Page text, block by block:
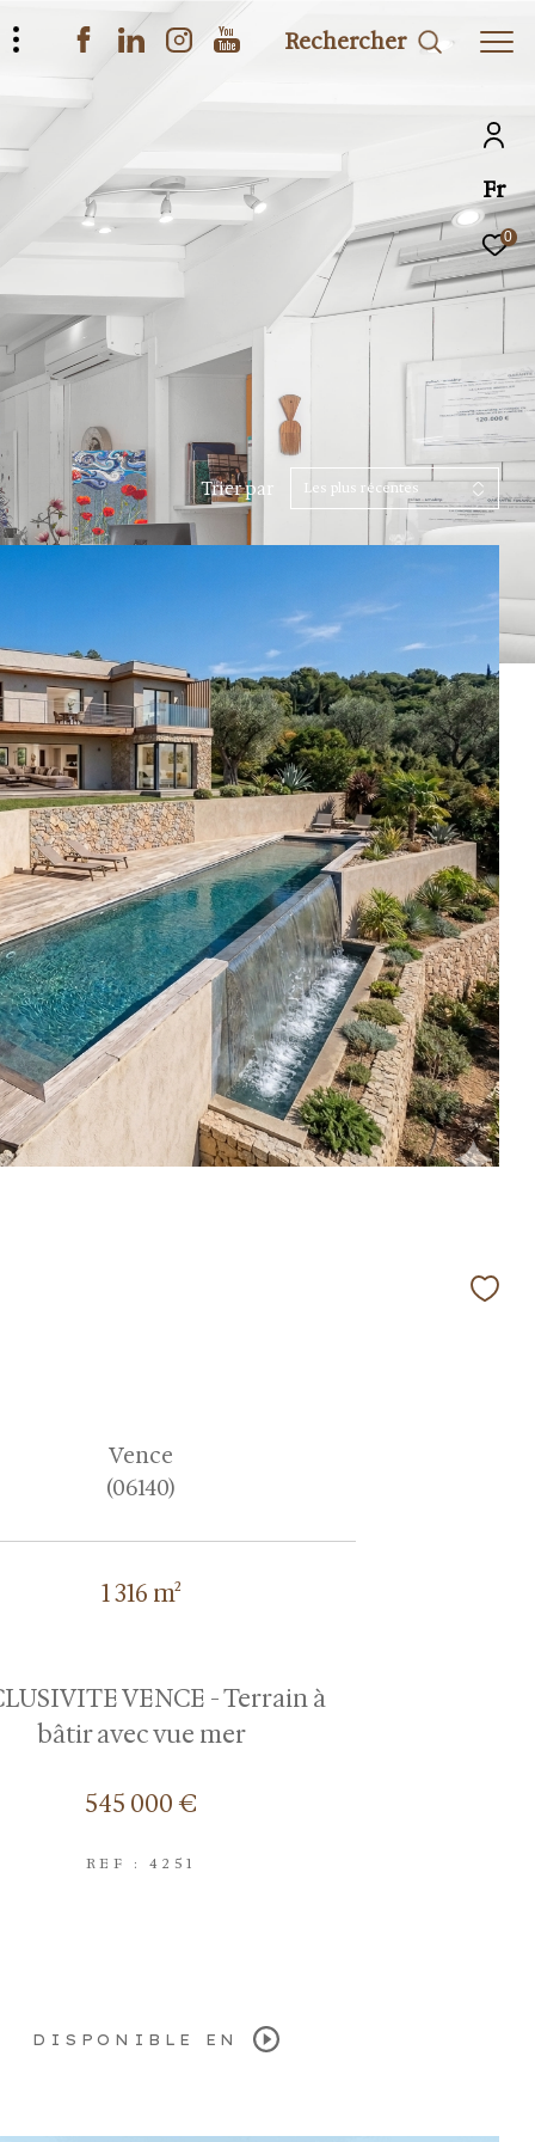
Fr
0
Rechercher
Trier par Les plus récentes
Vence
(06140)
1 316 m²
VENCE - Terrain à
bâtir avec vue mer
545 000 €
REF : 4251
DISPONIBLE EN